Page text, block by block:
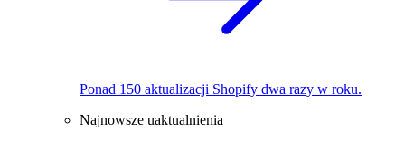
Ponad 150 aktualizacji Shopify dwa razy w roku.
Najnowsze uaktualnienia